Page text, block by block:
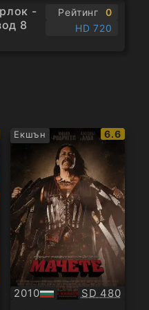
-
8
Рейтинг
0
HD 720
Екшън
IMDb
6.6
2010
БГ
Качество:
SD 480